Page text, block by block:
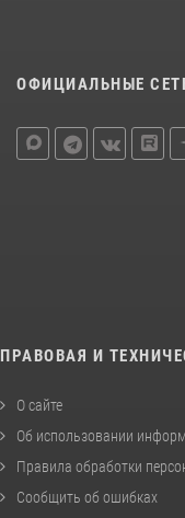
ОФИЦИАЛЬНЫЕ
ПРАВОВАЯ И
О сайте
Об использовании
Правила обработки
Сообщить об ошибках